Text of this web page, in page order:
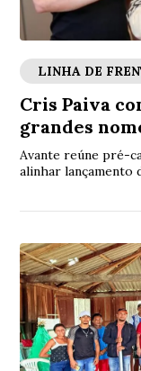
LINHA DE
Cris Paiva
grandes
Avante reúne pré-
alinhar lançamento